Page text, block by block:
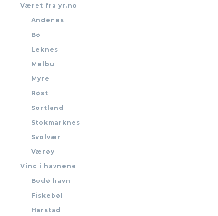
Været fra yr.no
Andenes
Bø
Leknes
Melbu
Myre
Røst
Sortland
Stokmarknes
Svolvær
Værøy
Vind i havnene
Bodø havn
Fiskebøl
Harstad